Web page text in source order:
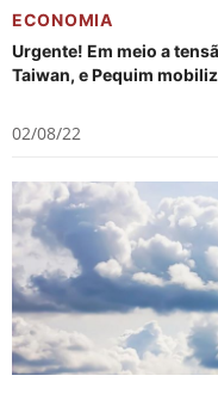
ECONOMIA
Urgente! Em meio a
Taiwan, e Pequim
02/08/22